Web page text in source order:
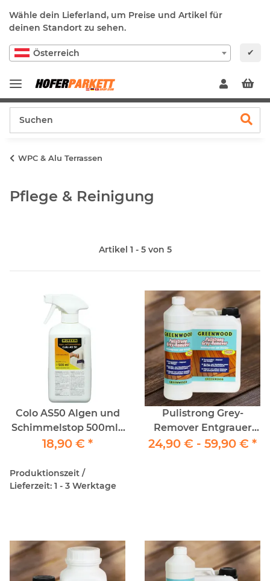
Wähle dein Lieferland, um Preise und Artikel für
deinen Standort zu sehen.
Österreich ✔
WPC & Alu Terrassen
Pflege & Reinigung
Artikel 1 - 5 von 5
Colo AS50 Algen und
Schimmelstop 500ml -
Profianwendung
18,90 € *
Produktionszeit /
Lieferzeit: 1 - 3 Werktage
Pulistrong Grey-
Remover Entgrauer
Holzterrassen und
24,90 € - 59,90 € *